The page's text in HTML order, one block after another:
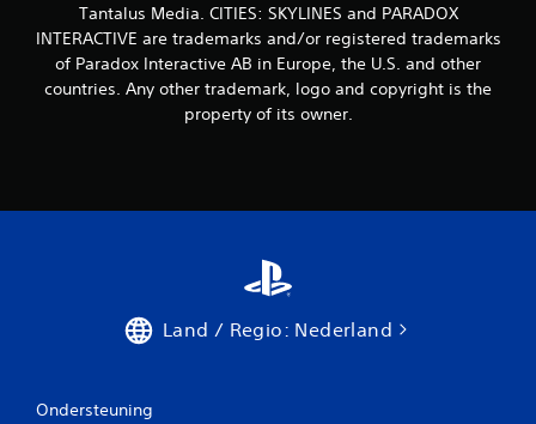
Tantalus Media. CITIES: SKYLINES and PARADOX
INTERACTIVE are trademarks and/or registered trademarks
of Paradox Interactive AB in Europe, the U.S. and other
countries. Any other trademark, logo and copyright is the
property of its owner.
Land / Regio: Nederland
Ondersteuning